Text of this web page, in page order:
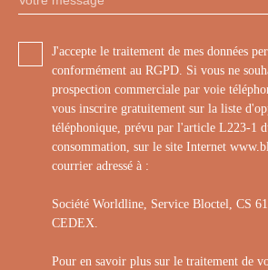
J'accepte le traitement de mes données
conformément au RGPD. Si vous ne
prospection commerciale par voie
vous inscrire gratuitement sur la liste
téléphonique, prévu par l'article L223-1
consommation, sur le site Internet
courrier adressé à :
Société Worldline, Service Bloctel, CS
CEDEX.
Pour en savoir plus sur le traitement de